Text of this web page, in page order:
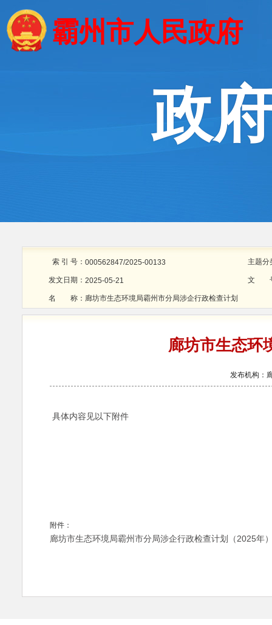
霸州市人民政府
政
索 引 号： 000562847/2025-00133 主题分
发文日期： 2025-05-21 文
名 称： 廊坊市生态环境局霸州市分局涉企行政检查计划
廊坊市生态环
发布机构：
具体内容见以下附件
附件：
廊坊市生态环境局霸州市分局涉企行政检查计划（2025年